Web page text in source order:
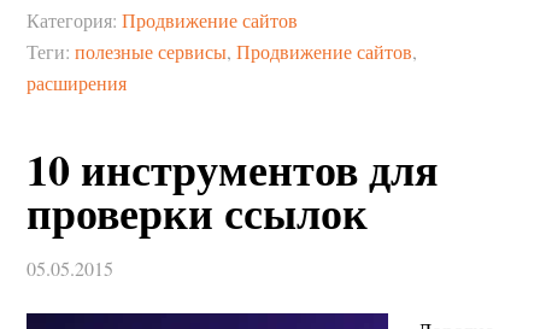
Категория:Продвижение сайтов
Теги:полезные сервисы,Продвижение сайтов,
расширения
10 инструментов для
проверки ссылок
05.05.2015